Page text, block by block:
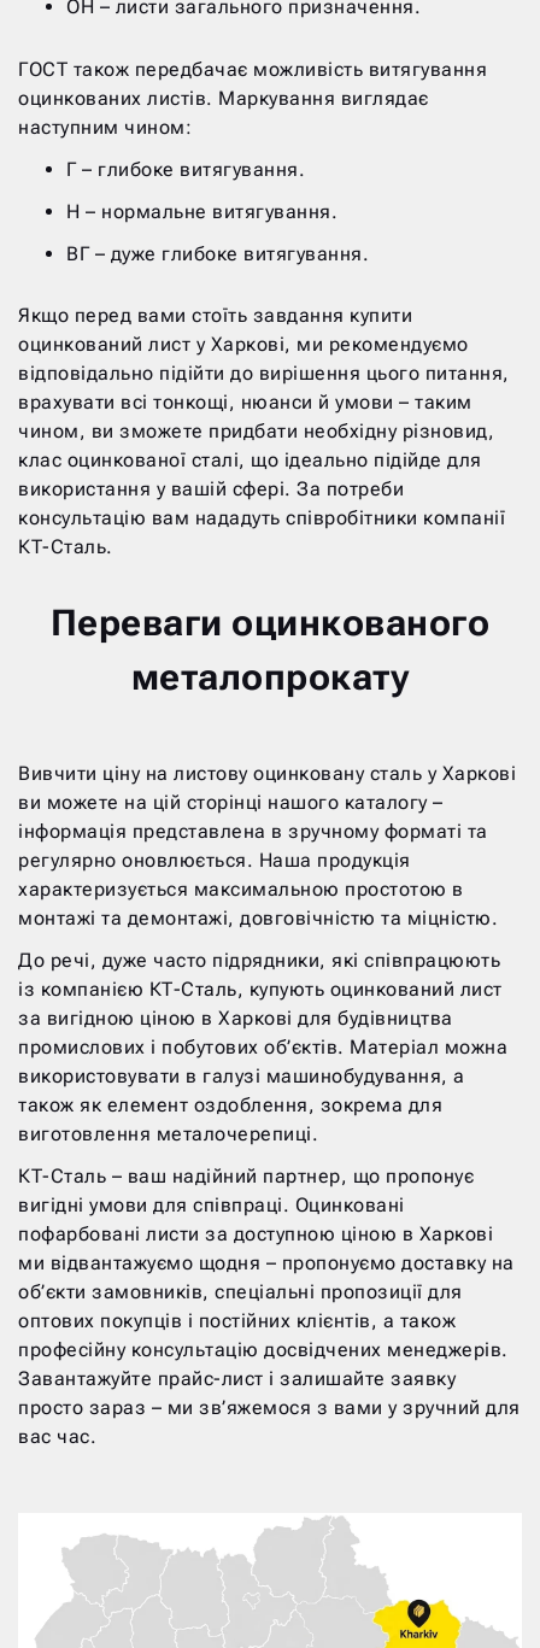
ОН – листи загального призначення.
ГОСТ також передбачає можливість витягування
оцинкованих листів. Маркування виглядає
наступним чином:
Г – глибоке витягування.
Н – нормальне витягування.
ВГ – дуже глибоке витягування.
Якщо перед вами стоїть завдання купити
оцинкований лист у Харкові, ми рекомендуємо
відповідально підійти до вирішення цього питання,
врахувати всі тонкощі, нюанси й умови – таким
чином, ви зможете придбати необхідну різновид,
клас оцинкованої сталі, що ідеально підійде для
використання у вашій сфері. За потреби
консультацію вам нададуть співробітники компанії
КТ-Сталь.
Переваги оцинкованого
металопрокату
Вивчити ціну на листову оцинковану сталь у Харкові
ви можете на цій сторінці нашого каталогу –
інформація представлена в зручному форматі та
регулярно оновлюється. Наша продукція
характеризується максимальною простотою в
монтажі та демонтажі, довговічністю та міцністю.
До речі, дуже часто підрядники, які співпрацюють
із компанією КТ-Сталь, купують оцинкований лист
за вигідною ціною в Харкові для будівництва
промислових і побутових об’єктів. Матеріал можна
використовувати в галузі машинобудування, а
також як елемент оздоблення, зокрема для
виготовлення металочерепиці.
КТ-Сталь – ваш надійний партнер, що пропонує
вигідні умови для співпраці. Оцинковані
пофарбовані листи за доступною ціною в Харкові
ми відвантажуємо щодня – пропонуємо доставку на
об’єкти замовників, спеціальні пропозиції для
оптових покупців і постійних клієнтів, а також
професійну консультацію досвідчених менеджерів.
Завантажуйте прайс-лист і залишайте заявку
просто зараз – ми зв’яжемося з вами у зручний для
вас час.